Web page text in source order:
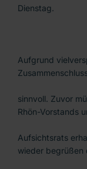
Dienstag.
Aufgrund
sinnvoll. Zuvor
Rhön-Vorstands
Aufsichtsrats
wieder begrüßen